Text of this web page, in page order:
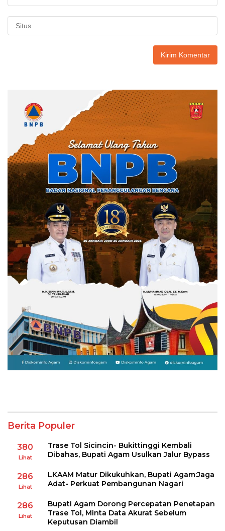
Berita Populer
380
Lihat
Trase Tol Sicincin- Bukittinggi Kembali
Dibahas, Bupati Agam Usulkan Jalur Bypass
286
Lihat
LKAAM Matur Dikukuhkan, Bupati Agam:Jaga
Adat- Perkuat Pembangunan Nagari
286
Lihat
Bupati Agam Dorong Percepatan Penetapan
Trase Tol, Minta Data Akurat Sebelum
Keputusan Diambil